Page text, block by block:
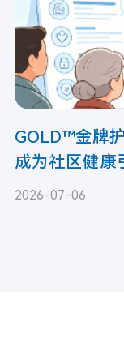
GOLD™金牌
成为社区健康
2026-07-06